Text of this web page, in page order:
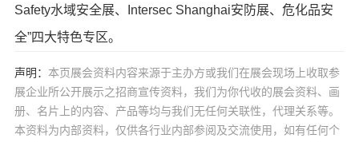
Safety水域安全展、Intersec Shanghai安防展、危化品安
全”四大特色专区。
声明： 本页展会资料内容来源于主办方或我们在展会现场上收取参
展企业所公开展示之招商宣传资料，我们为你代收的展会资料、画
册、名片上的内容、产品等均与我们无任何关联性，代理关系等。
本资料为内部资料，仅供各行业内部参阅及交流使用，如有任何个